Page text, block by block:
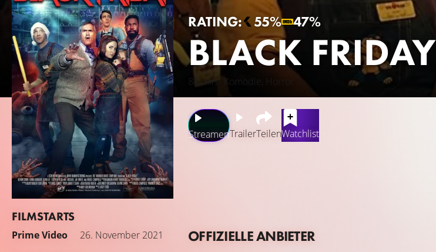
RATING: 55% 47%
BLACK FRIDAY
84 min · Komödie, Horror
FILMSTARTS
Prime Video 26. November 2021
StreamenTrailerTeilenWatchlist
OFFIZIELLE ANBIETER